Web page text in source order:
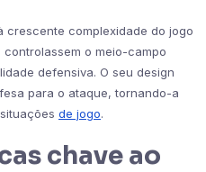
crescente complexidade do jogo
o meio-campo
defensiva. O seu design
para o ataque, tornando-a
de jogo.
chave ao